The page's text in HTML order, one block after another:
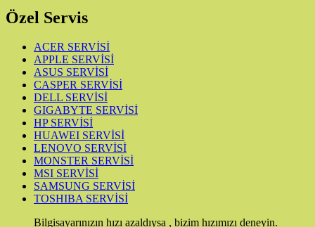
Özel Servis
ACER SERVİSİ
APPLE SERVİSİ
ASUS SERVİSİ
CASPER SERVİSİ
DELL SERVİSİ
GIGABYTE SERVİSİ
HP SERVİSİ
HUAWEI SERVİSİ
LENOVO SERVİSİ
MONSTER SERVİSİ
MSI SERVİSİ
SAMSUNG SERVİSİ
TOSHIBA SERVİSİ
Bilgisayarınızın hızı azaldıysa , bizim hızımızı deneyin.